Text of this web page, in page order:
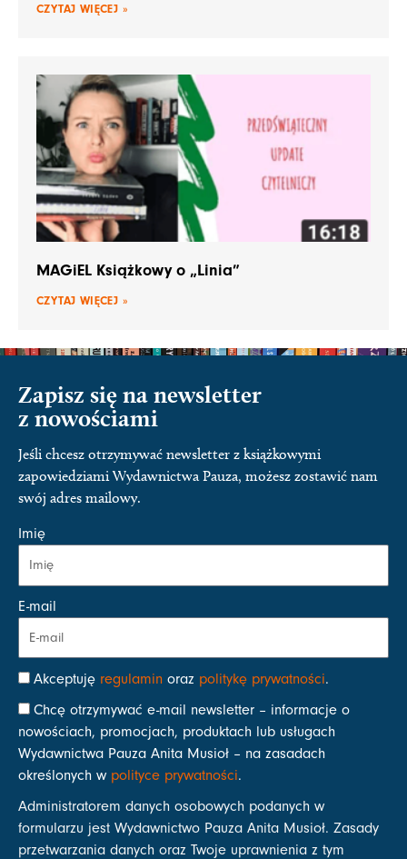
CZYTAJ WIĘCEJ »
MAGiEL Książkowy o „Linia”
CZYTAJ WIĘCEJ »
Zapisz się na newsletter
z nowościami
Jeśli chcesz otrzymywać newsletter z książkowymi
zapowiedziami Wydawnictwa Pauza, możesz zostawić nam
swój adres mailowy.
Imię
E-mail
Akceptuję regulamin oraz politykę prywatności.
Chcę otrzymywać e-mail newsletter – informacje o
nowościach, promocjach, produktach lub usługach
Wydawnictwa Pauza Anita Musioł – na zasadach
określonych w polityce prywatności.
Administratorem danych osobowych podanych w
formularzu jest Wydawnictwo Pauza Anita Musioł. Zasady
przetwarzania danych oraz Twoje uprawnienia z tym